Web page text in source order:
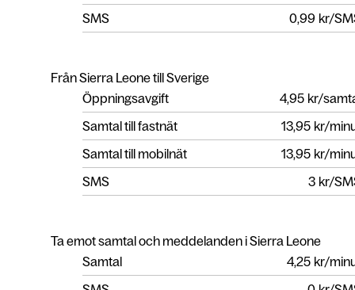
SMS
0,99 kr/
Från Sierra Leone till Sverige
Öppningsavgift
4,95 kr/
Samtal till fastnät
13,95 kr/
Samtal till mobilnät
13,95 kr/
SMS
3 kr/
Ta emot samtal och meddelanden i Sierra Leone
Samtal
4,25 kr/